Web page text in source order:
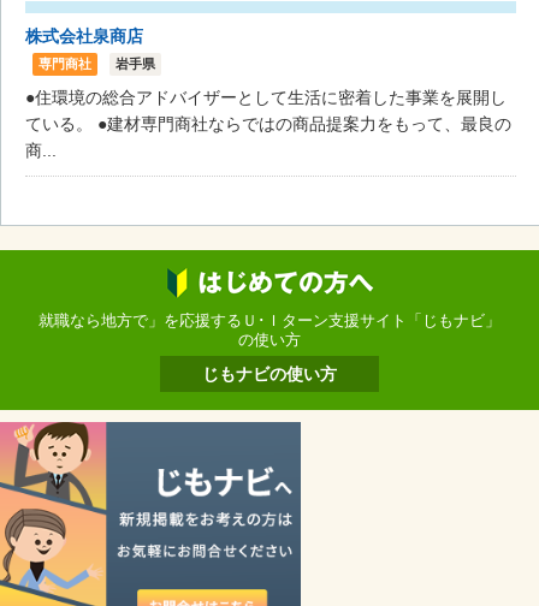
株式会社泉商店
専門商社 岩手県
●住環境の総合アドバイザーとして生活に密着した事業を展開し
ている。 ●建材専門商社ならではの商品提案力をもって、最良の
商...
就職なら地方で」を応援するＵ･Ｉターン支援サイト「じもナビ」
の使い方
じもナビの使い方